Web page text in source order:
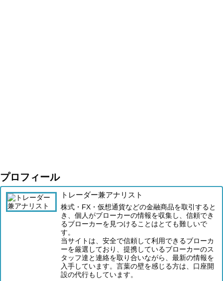
プロフィール
トレーダー兼アナリスト
株式・FX・仮想通貨などの金融商品を取引すると
き、個人がブローカーの情報を収集し、信頼でき
るブローカーを見つけることはとても難しいで
す。
当サイトは、安全で信頼して利用できるブローカ
ーを厳選しており、提携しているブローカーのス
タッフ達と連絡を取り合いながら、最新の情報を
入手しています。言葉の壁を感じる方は、口座開
設の代行もしています。